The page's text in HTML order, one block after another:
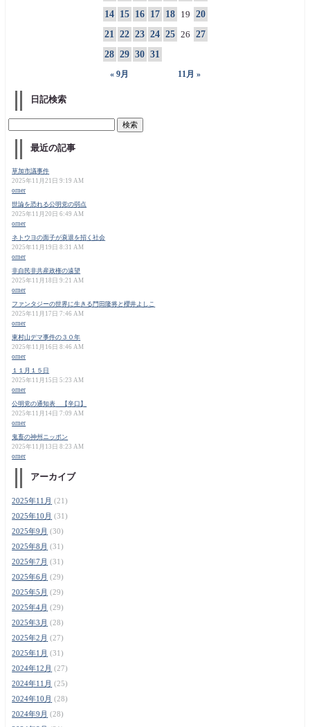
« 9月 11月 »
14 15 16 17 18 19 20
21
22 23 24 25 26 27
28 29 30 31
日記検索
最近の記事
草加市議事件
2025年11月21日 9:19 AM
orner
世論を恐れる公明党の弱点
2025年11月20日 6:49 AM
orner
ネトウヨの面子が衰退を招く社会
2025年11月19日 8:31 AM
orner
非自民非共産政権の遠望
2025年11月18日 9:21 AM
orner
ファンタジーの世界に生きる門田隆将と櫻井よしこ
2025年11月17日 7:46 AM
orner
東村山デマ事件の３０年
2025年11月16日 8:46 AM
orner
１１月１５日
2025年11月15日 5:23 AM
orner
公明党の通知表 【辛口】
2025年11月14日 7:09 AM
orner
鬼畜の神州ニッポン
2025年11月13日 8:23 AM
orner
アーカイブ
2025年11月 (21)
2025年10月 (31)
2025年9月 (30)
2025年8月 (31)
2025年7月 (31)
2025年6月 (29)
2025年5月 (29)
2025年4月 (29)
2025年3月 (28)
2025年2月 (27)
2025年1月 (31)
2024年12月 (27)
2024年11月 (25)
2024年10月 (28)
2024年9月 (28)